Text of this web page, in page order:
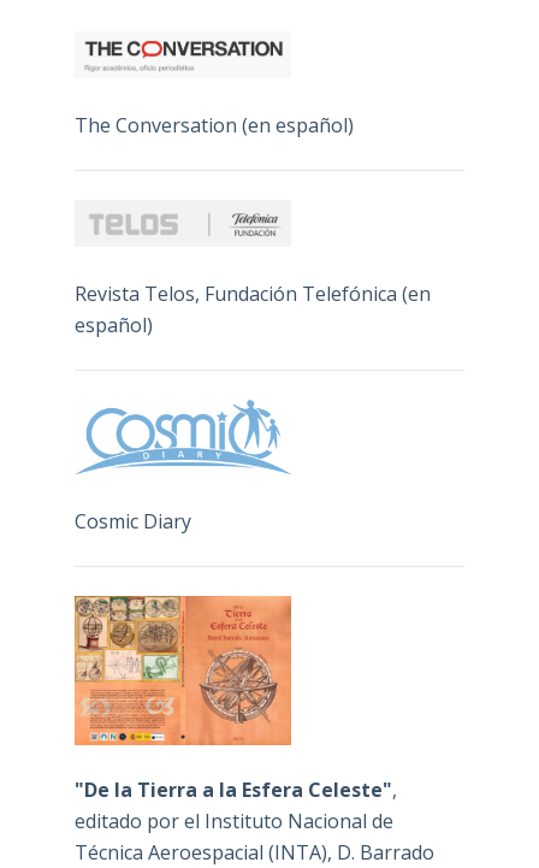
The Conversation (en español)
Revista Telos, Fundación Telefónica (en
español)
Cosmic Diary
"De la Tierra a la Esfera Celeste",
editado por el Instituto Nacional de
Técnica Aeroespacial (INTA), D. Barrado